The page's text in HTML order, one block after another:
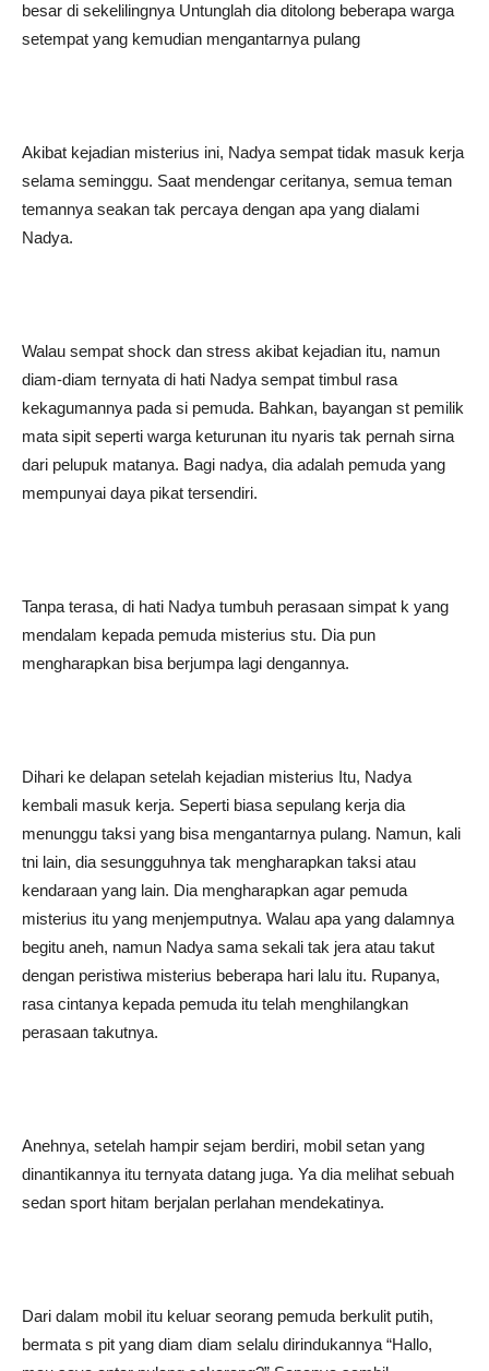
besar di sekelilingnya Untunglah dia ditolong beberapa warga
setempat yang kemudian mengantarnya pulang
Akibat kejadian misterius ini, Nadya sempat tidak masuk kerja
selama seminggu. Saat mendengar ceritanya, semua teman
temannya seakan tak percaya dengan apa yang dialami
Nadya.
Walau sempat shock dan stress akibat kejadian itu, namun
diam-diam ternyata di hati Nadya sempat timbul rasa
kekagumannya pada si pemuda. Bahkan, bayangan st pemilik
mata sipit seperti warga keturunan itu nyaris tak pernah sirna
dari pelupuk matanya. Bagi nadya, dia adalah pemuda yang
mempunyai daya pikat tersendiri.
Tanpa terasa, di hati Nadya tumbuh perasaan simpat k yang
mendalam kepada pemuda misterius stu. Dia pun
mengharapkan bisa berjumpa lagi dengannya.
Dihari ke delapan setelah kejadian misterius Itu, Nadya
kembali masuk kerja. Seperti biasa sepulang kerja dia
menunggu taksi yang bisa mengantarnya pulang. Namun, kali
tni lain, dia sesungguhnya tak mengharapkan taksi atau
kendaraan yang lain. Dia mengharapkan agar pemuda
misterius itu yang menjemputnya. Walau apa yang dalamnya
begitu aneh, namun Nadya sama sekali tak jera atau takut
dengan peristiwa misterius beberapa hari lalu itu. Rupanya,
rasa cintanya kepada pemuda itu telah menghilangkan
perasaan takutnya.
Anehnya, setelah hampir sejam berdiri, mobil setan yang
dinantikannya itu ternyata datang juga. Ya dia melihat sebuah
sedan sport hitam berjalan perlahan mendekatinya.
Dari dalam mobil itu keluar seorang pemuda berkulit putih,
bermata s pit yang diam diam selalu dirindukannya “Hallo,